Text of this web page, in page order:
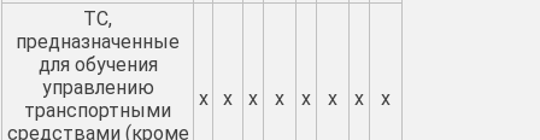
ТС,
предназначенные
для обучения
управлению
транспортными
средствами (кроме
х х х х х х х х